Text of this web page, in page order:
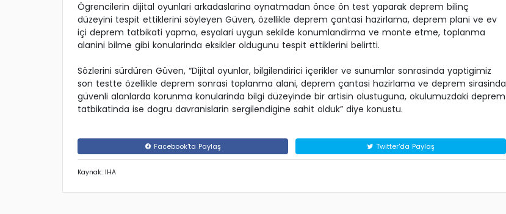
Ögrencilerin dijital oyunlari arkadaslarina oynatmadan önce ön test yaparak deprem bilinç
düzeyini tespit ettiklerini söyleyen Güven, özellikle deprem çantasi hazirlama, deprem plani ve ev
içi deprem tatbikati yapma, esyalari uygun sekilde konumlandirma ve monte etme, toplanma
alanini bilme gibi konularinda eksikler oldugunu tespit ettiklerini belirtti.
Sözlerini sürdüren Güven, “Dijital oyunlar, bilgilendirici içerikler ve sunumlar sonrasinda yaptigimiz
son testte özellikle deprem sonrasi toplanma alani, deprem çantasi hazirlama ve deprem sirasinda
güvenli alanlarda korunma konularinda bilgi düzeyinde bir artisin olustuguna, okulumuzdaki deprem
tatbikatinda ise dogru davranislarin sergilendigine sahit olduk” diye konustu.
Facebook'ta Paylaş Twitter'da Paylaş
Kaynak: İHA